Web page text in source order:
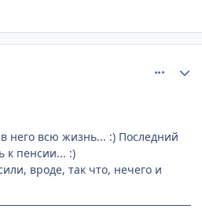
него всю жизнь... :) Последний
к пенсии... :)
вроде, так что, нечего и